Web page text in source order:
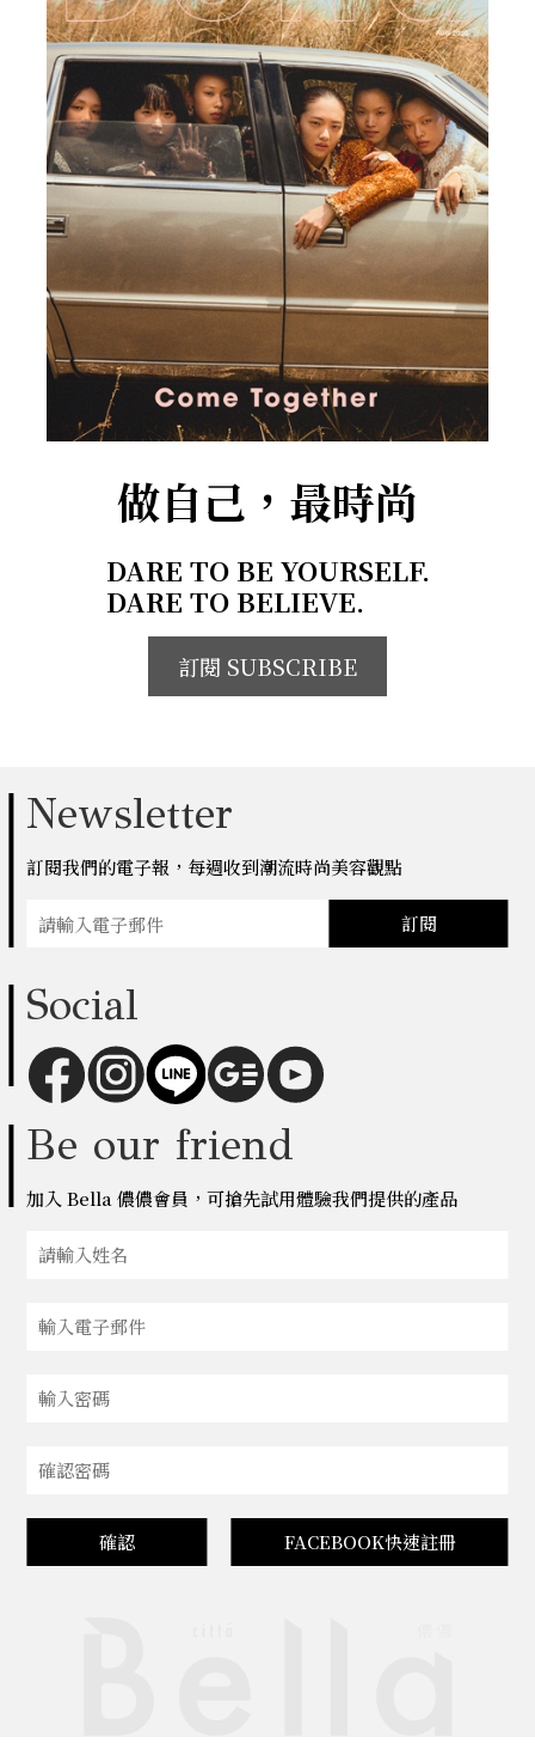
做自己，最時尚
DARE TO BE YOURSELF.
DARE TO BELIEVE.
訂閱 SUBSCRIBE
Newsletter
訂閱我們的電子報，每週收到潮流時尚美容觀點
訂閱
Social
Be our friend
加入 Bella 儂儂會員，可搶先試用體驗我們提供的產品
確認 FACEBOOK快速註冊